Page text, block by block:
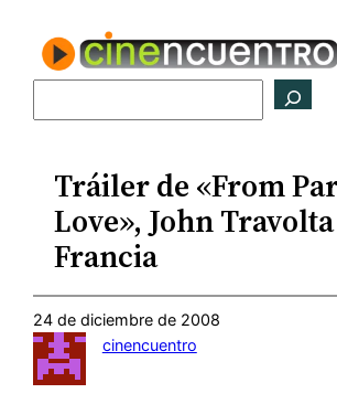
contenido
Tráiler de «From
Love», John
Francia
24 de diciembre de 2008
cinencuentro